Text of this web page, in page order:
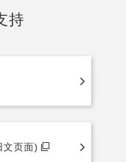
持
文页面)